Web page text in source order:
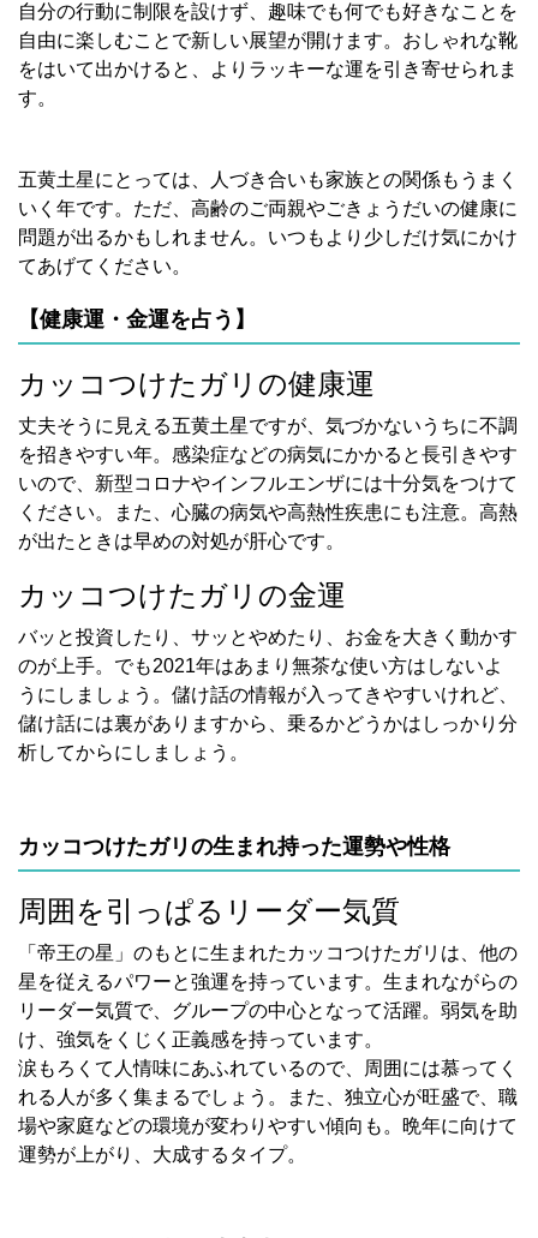
自分の行動に制限を設けず、趣味でも何でも好きなことを
自由に楽しむことで新しい展望が開けます。おしゃれな靴
をはいて出かけると、よりラッキーな運を引き寄せられま
す。
五黄土星にとっては、人づき合いも家族との関係もうまく
いく年です。ただ、高齢のご両親やごきょうだいの健康に
問題が出るかもしれません。いつもより少しだけ気にかけ
てあげてください。
【健康運・金運を占う】
カッコつけたガリの健康運
丈夫そうに見える五黄土星ですが、気づかないうちに不調
を招きやすい年。感染症などの病気にかかると長引きやす
いので、新型コロナやインフルエンザには十分気をつけて
ください。また、心臓の病気や高熱性疾患にも注意。高熱
が出たときは早めの対処が肝心です。
カッコつけたガリの金運
バッと投資したり、サッとやめたり、お金を大きく動かす
のが上手。でも2021年はあまり無茶な使い方はしないよ
うにしましょう。儲け話の情報が入ってきやすいけれど、
儲け話には裏がありますから、乗るかどうかはしっかり分
析してからにしましょう。
カッコつけたガリの生まれ持った運勢や性格
周囲を引っぱるリーダー気質
「帝王の星」のもとに生まれたカッコつけたガリは、他の
星を従えるパワーと強運を持っています。生まれながらの
リーダー気質で、グループの中心となって活躍。弱気を助
け、強気をくじく正義感を持っています。
涙もろくて人情味にあふれているので、周囲には慕ってく
れる人が多く集まるでしょう。また、独立心が旺盛で、職
場や家庭などの環境が変わりやすい傾向も。晩年に向けて
運勢が上がり、大成するタイプ。